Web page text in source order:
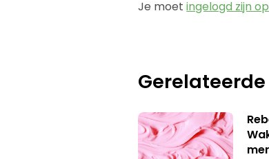
Je moetingelogd zijn op